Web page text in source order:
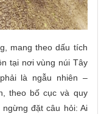
mang theo dấu tích
tại nơi vùng núi Tây
là ngẫu nhiên –
theo bố cục và quy
đặt câu hỏi: Ai